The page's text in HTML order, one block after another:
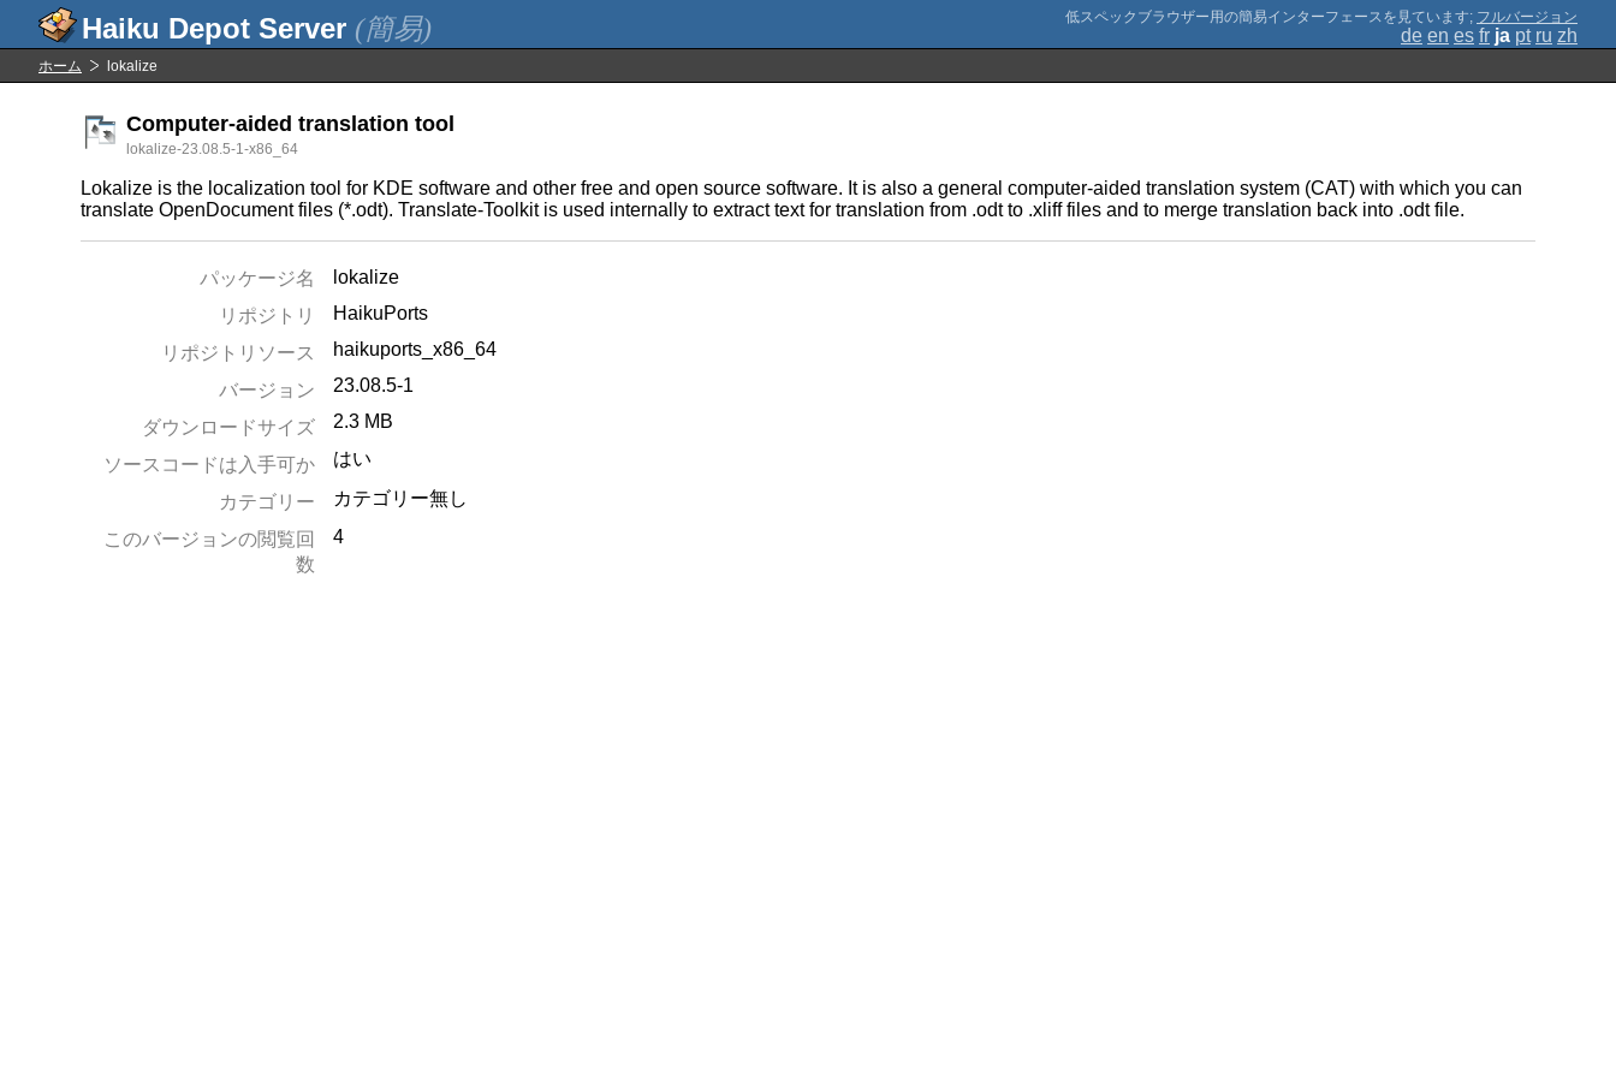
(簡易) ; フルバージョン
de en es fr ja pt ru zh
ホーム lokalize
Computer-aided translation tool
lokalize-23.08.5-1-x86_64
Lokalize is the localization tool for KDE software and other free and open source software. It is also a general computer-aided translation system (CAT) with which you can
translate OpenDocument files (*.odt). Translate-Toolkit is used internally to extract text for translation from .odt to .xliff files and to merge translation back into .odt file.
パッケージ名
lokalize
リポジトリ
HaikuPorts
リポジトリソース
haikuports_x86_64
バージョン
23.08.5-1
ダウンロードサイズ 2.3 MB
ソースコードは入手可か はい
カテゴリー
カテゴリー無し
このバージョンの閲覧回
数
4